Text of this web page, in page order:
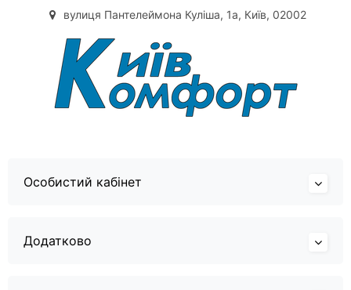
вулиця Пантелеймона Куліша, 1а, Київ, 02002
Особистий кабінет
Додатково